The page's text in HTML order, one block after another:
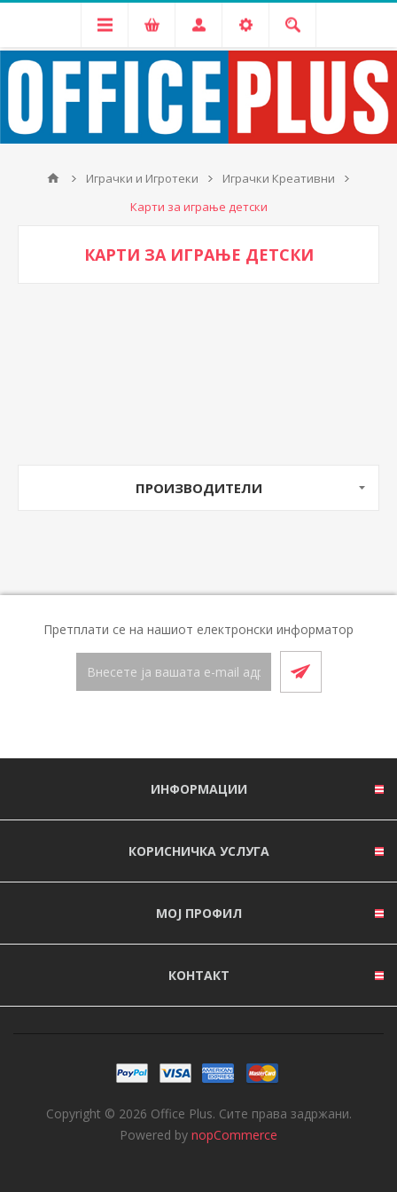
Играчки и Игротеки
Играчки Креативни
Карти за играње детски
КАРТИ ЗА ИГРАЊЕ ДЕТСКИ
ПРОИЗВОДИТЕЛИ
Претплати се на нашиот електронски информатор
ИНФОРМАЦИИ
КОРИСНИЧКА УСЛУГА
МОЈ ПРОФИЛ
КОНТАКТ
Copyright © 2026 Office Plus. Сите права задржани.
Powered by nopCommerce